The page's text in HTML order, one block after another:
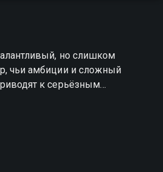
но слишком
чьи амбиции и сложный
к серьёзным
конфликтов и
далеко от привычного
Чтобы вернуть себе место
непростое условие —